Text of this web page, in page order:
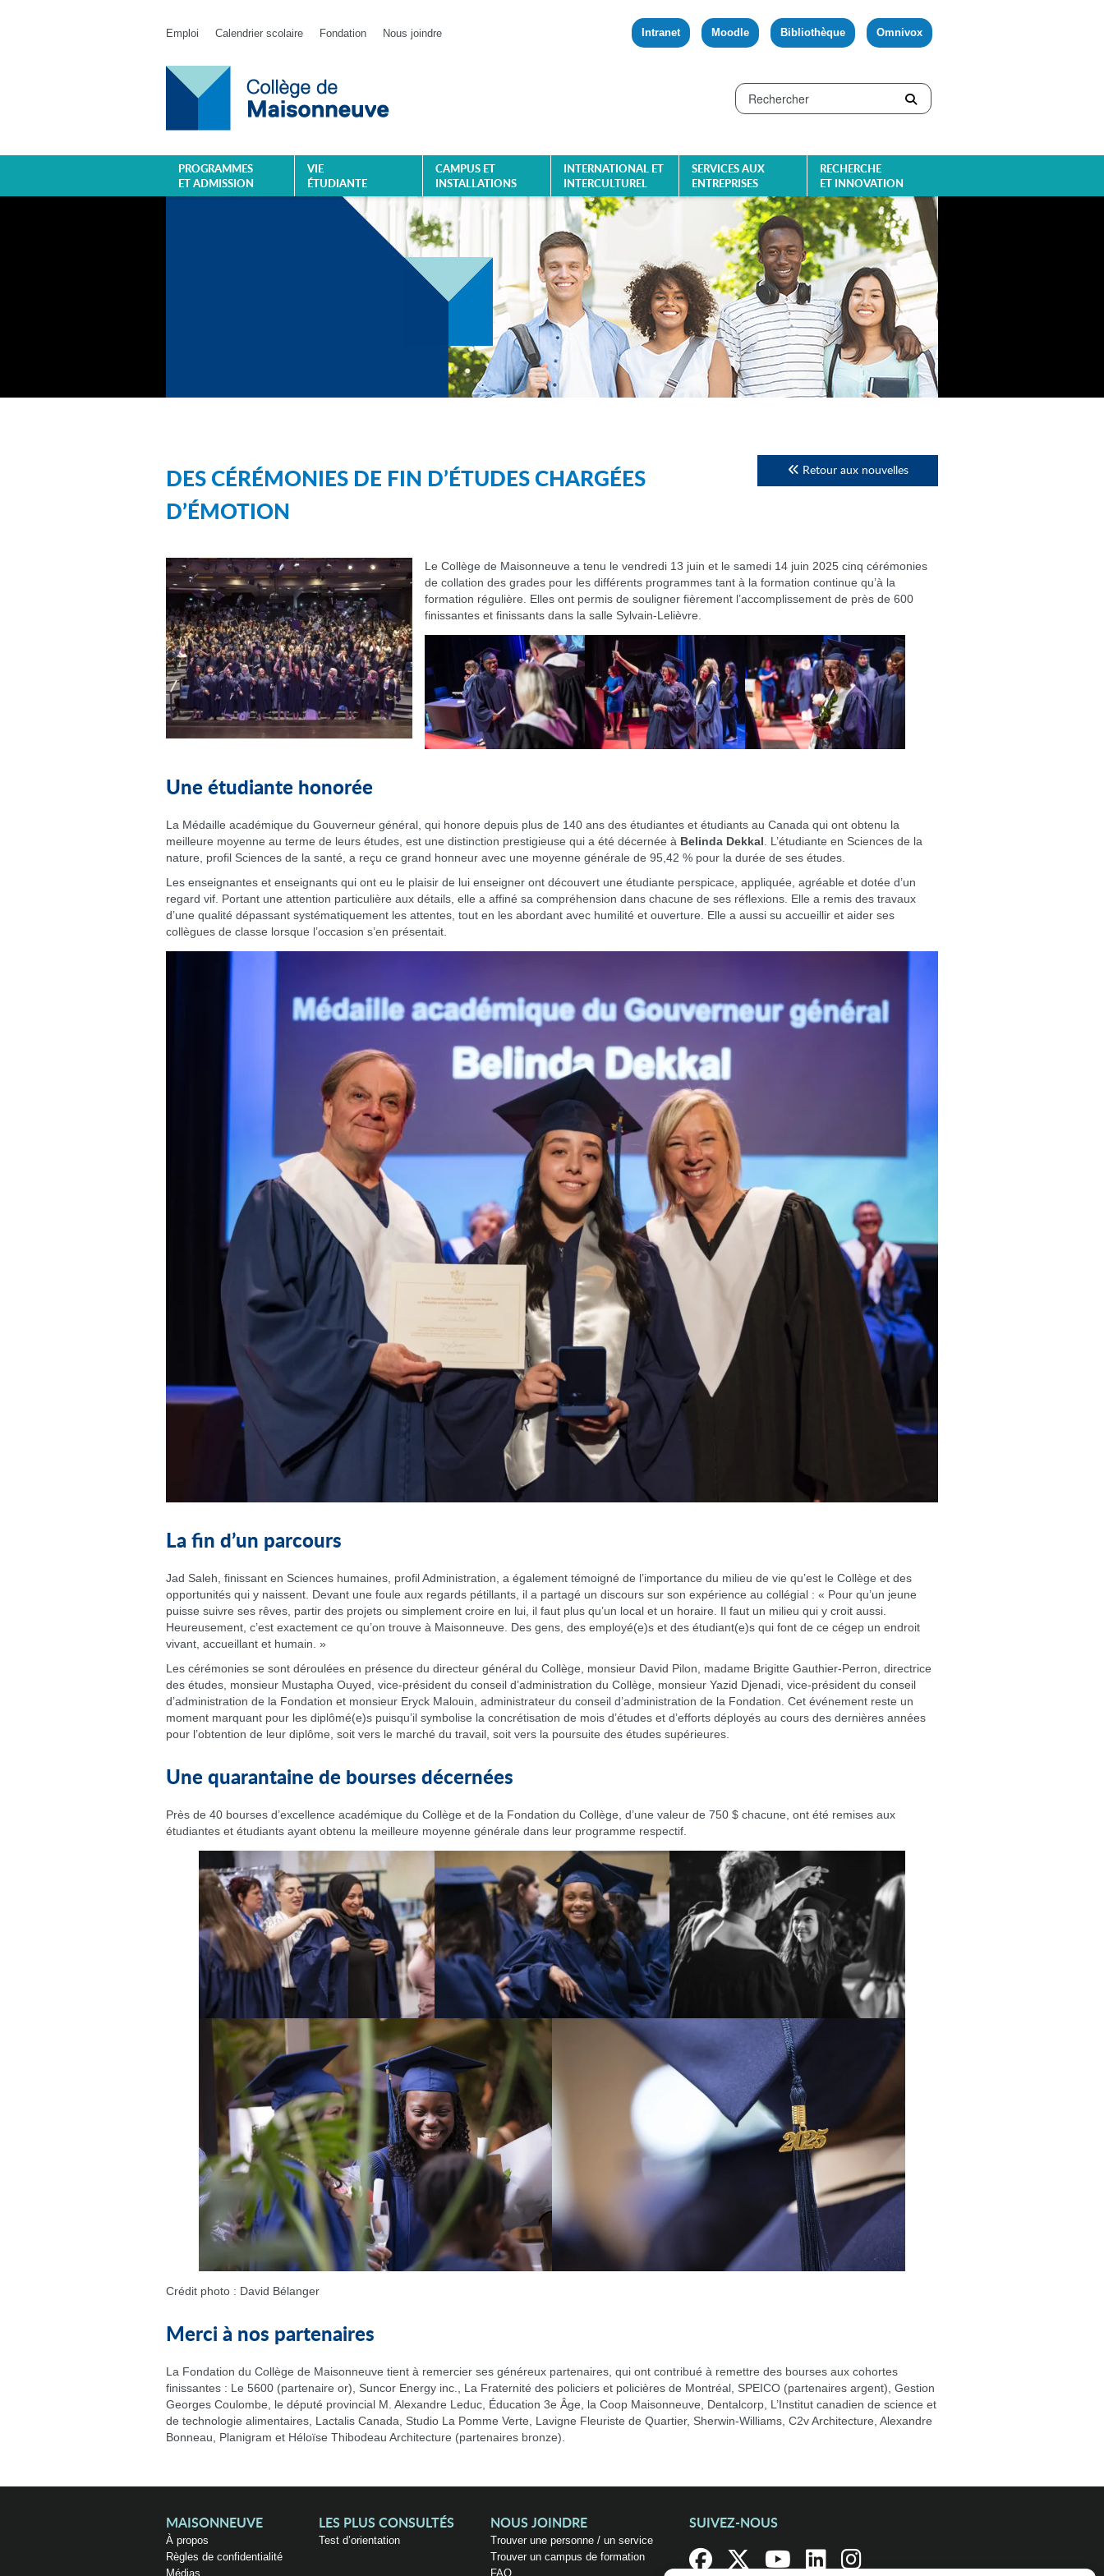
Emploi Calendrier scolaire Fondation Nous joindre Intranet Moodle Bibliothèque Omnivox
PROGRAMMES
ET ADMISSION
VIE
ÉTUDIANTE
CAMPUS ET
INSTALLATIONS
INTERNATIONAL ET
INTERCULTUREL
SERVICES AUX
ENTREPRISES
RECHERCHE
ET INNOVATION
DES CÉRÉMONIES DE FIN D’ÉTUDES CHARGÉES
D’ÉMOTION
Retour aux nouvelles
Le Collège de Maisonneuve a tenu le vendredi 13 juin et le samedi 14 juin 2025 cinq cérémonies
de collation des grades pour les différents programmes tant à la formation continue qu’à la
formation régulière. Elles ont permis de souligner fièrement l’accomplissement de près de 600
finissantes et finissants dans la salle Sylvain-Lelièvre.
Une étudiante honorée
La Médaille académique du Gouverneur général, qui honore depuis plus de 140 ans des étudiantes et étudiants au Canada qui ont obtenu la
meilleure moyenne au terme de leurs études, est une distinction prestigieuse qui a été décernée à Belinda Dekkal . L’étudiante en Sciences de la
nature, profil Sciences de la santé, a reçu ce grand honneur avec une moyenne générale de 95,42 % pour la durée de ses études.
Les enseignantes et enseignants qui ont eu le plaisir de lui enseigner ont découvert une étudiante perspicace, appliquée, agréable et dotée d’un
regard vif. Portant une attention particulière aux détails, elle a affiné sa compréhension dans chacune de ses réflexions. Elle a remis des travaux
d’une qualité dépassant systématiquement les attentes, tout en les abordant avec humilité et ouverture. Elle a aussi su accueillir et aider ses
collègues de classe lorsque l’occasion s’en présentait.
La fin d’un parcours
Jad Saleh, finissant en Sciences humaines, profil Administration, a également témoigné de l’importance du milieu de vie qu’est le Collège et des
opportunités qui y naissent. Devant une foule aux regards pétillants, il a partagé un discours sur son expérience au collégial : « Pour qu’un jeune
puisse suivre ses rêves, partir des projets ou simplement croire en lui, il faut plus qu’un local et un horaire. Il faut un milieu qui y croit aussi.
Heureusement, c’est exactement ce qu’on trouve à Maisonneuve. Des gens, des employé(e)s et des étudiant(e)s qui font de ce cégep un endroit
vivant, accueillant et humain. »
Les cérémonies se sont déroulées en présence du directeur général du Collège, monsieur David Pilon, madame Brigitte Gauthier-Perron, directrice
des études, monsieur Mustapha Ouyed, vice-président du conseil d’administration du Collège, monsieur Yazid Djenadi, vice-président du conseil
d’administration de la Fondation et monsieur Eryck Malouin, administrateur du conseil d’administration de la Fondation. Cet événement reste un
moment marquant pour les diplômé(e)s puisqu’il symbolise la concrétisation de mois d’études et d’efforts déployés au cours des dernières années
pour l’obtention de leur diplôme, soit vers le marché du travail, soit vers la poursuite des études supérieures.
Une quarantaine de bourses décernées
Près de 40 bourses d’excellence académique du Collège et de la Fondation du Collège, d’une valeur de 750 $ chacune, ont été remises aux
étudiantes et étudiants ayant obtenu la meilleure moyenne générale dans leur programme respectif.
Crédit photo : David Bélanger
Merci à nos partenaires
La Fondation du Collège de Maisonneuve tient à remercier ses généreux partenaires, qui ont contribué à remettre des bourses aux cohortes
finissantes : Le 5600 (partenaire or), Suncor Energy inc., La Fraternité des policiers et policières de Montréal, SPEICO (partenaires argent), Gestion
Georges Coulombe, le député provincial M. Alexandre Leduc, Éducation 3e Âge, la Coop Maisonneuve, Dentalcorp, L’Institut canadien de science et
de technologie alimentaires, Lactalis Canada, Studio La Pomme Verte, Lavigne Fleuriste de Quartier, Sherwin-Williams, C2v Architecture, Alexandre
Bonneau, Planigram et Héloïse Thibodeau Architecture (partenaires bronze).
MAISONNEUVE
À propos
Règles de confidentialité
Médias
LES PLUS CONSULTÉS
Test d’orientation
NOUS JOINDRE
Trouver une personne / un service
Trouver un campus de formation
FAQ
SUIVEZ-NOUS